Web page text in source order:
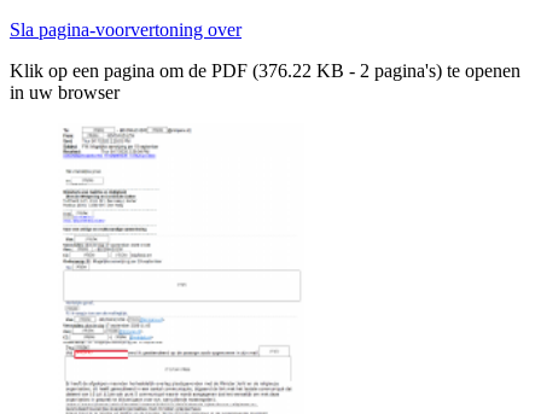
Sla pagina-voorvertoning over
Klik op een pagina om de PDF (376.22 KB - 2 pagina's) te openen
in uw browser